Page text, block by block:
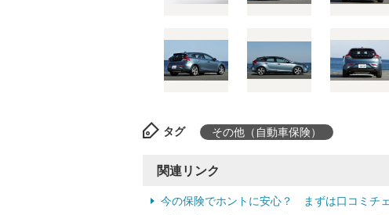
タグ その他（自動車保険）
関連リンク
今の保険でホントに安心？ まずは口コミチ